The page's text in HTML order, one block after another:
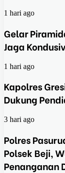
1 hari ago
Gelar
Jaga
1 hari ago
Kapolres
Dukung
3 hari ago
Polres
Polsek Beji,
Penanganan